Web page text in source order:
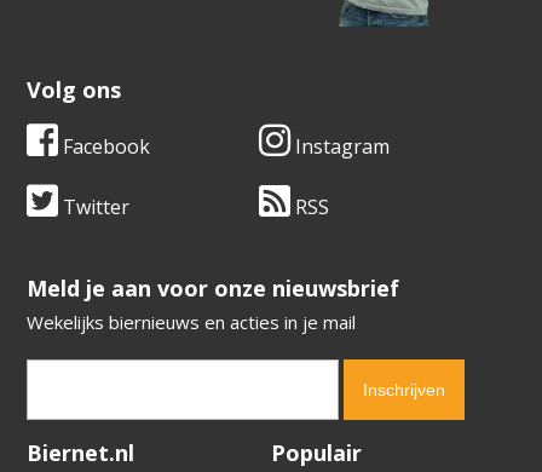
Volg ons
Facebook Instagram
Twitter RSS
​​​​​​​Meld je aan voor onze nieuwsbrief
Wekelijks biernieuws en acties in je mail
Verification code:
Biernet.nl Populair